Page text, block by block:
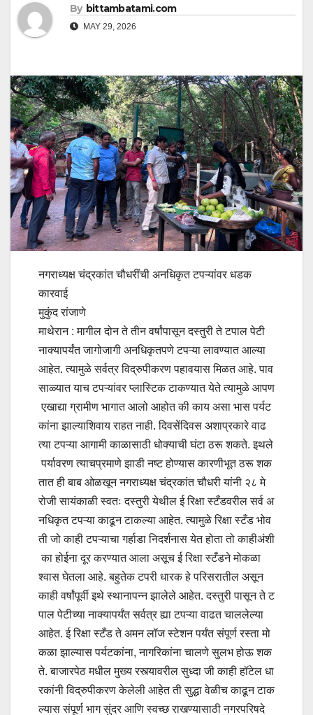
By bittambatami.com
MAY 29, 2026
नगराध्यक्ष चंद्रकांत चौधरींची अनधिकृत टपऱ्यांवर धडक
कारवाई
मुकुंद रांजाणे
माथेरान : मागील दोन ते तीन वर्षांपासून दस्तुरी ते टपाल पेटी
नाक्यापर्यंत जागोजागी अनधिकृतपणे टपऱ्या लावण्यात आल्या
आहेत. त्यामुळे सर्वत्र विद्रुपीकरण पहावयास मिळत आहे. पाव
साळ्यात याच टपऱ्यांवर प्लास्टिक टाकण्यात येते त्यामुळे आपण
एखाद्या ग्रामीण भागात आलो आहोत की काय असा भास पर्यट
कांना झाल्याशिवाय राहत नाही. दिवसेंदिवस अशाप्रकारे वाढ
त्या टपऱ्या आगामी काळासाठी धोक्याची घंटा ठरू शकते. इथले
पर्यावरण त्याचप्रमाणे झाडी नष्ट होण्यास कारणीभूत ठरू शक
तात ही बाब ओळखून नगराध्यक्ष चंद्रकांत चौधरी यांनी २८ मे
रोजी सायंकाळी स्वतः दस्तुरी येथील ई रिक्षा स्टँडवरील सर्व अ
नधिकृत टपऱ्या काढून टाकल्या आहेत. त्यामुळे रिक्षा स्टँड भोव
ती जो काही टपऱ्याचा गर्हाडा निदर्शनास येत होता तो काहीअंशी
का होईना दूर करण्यात आला असूच ई रिक्षा स्टँडने मोकळा
श्वास घेतला आहे. बहुतेक टपरी धारक हे परिसरातील असून
काही वर्षांपूर्वी इथे स्थानापन्न झालेले आहेत. दस्तुरी पासून ते ट
पाल पेटीच्या नाक्यापर्यंत सर्वत्र ह्या टपऱ्या वाढत चाललेल्या
आहेत. ई रिक्षा स्टँड ते अमन लॉज स्टेशन पर्यंत संपूर्ण रस्ता मो
कळा झाल्यास पर्यटकांना, नागरिकांना चालणे सुलभ होऊ शक
ते. बाजारपेठ मधील मुख्य रस्त्यावरील सुध्दा जी काही हॉटेल धा
रकांनी विद्रुपीकरण केलेली आहेत ती सुद्धा वेळीच काढून टाक
ल्यास संपूर्ण भाग सुंदर आणि स्वच्छ राखण्यासाठी नगरपरिषदे